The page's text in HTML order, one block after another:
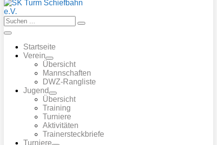
Suche-
Schalter
Suchen
nach:
Menü-
SchalterStartseite
Verein
Menü-
Schalter
Übersicht
Mannschaften
DWZ-Rangliste
Jugend
Menü-
Schalter
Übersicht
Training
Turniere
Aktivitäten
Trainersteckbriefe
Turniere